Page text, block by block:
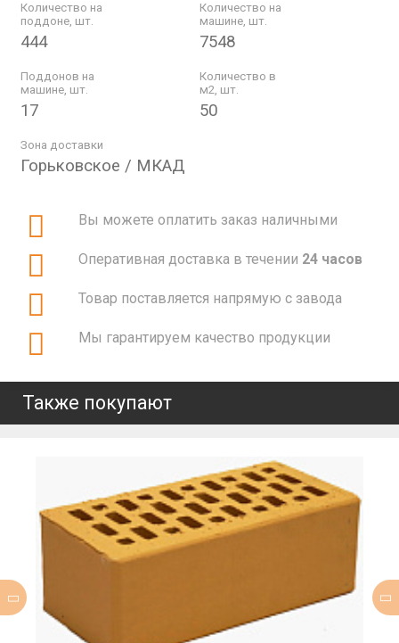
Количество на
поддоне, шт.
444
Количество на
машине, шт.
7548
Поддонов на
машине, шт.
17
Количество в
м2, шт.
50
Зона доставки
Горьковское / МКАД
Вы можете оплатить заказ наличными
Оперативная доставка в течении 24 часов
Товар поставляется напрямую с завода
Мы гарантируем качество продукции
Также покупают